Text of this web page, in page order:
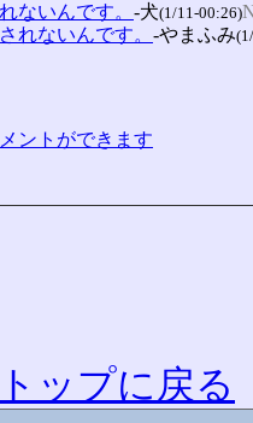
ないんです。 -犬(1/11-00:26)
れないんです。 -やまふみ
ントができます
ップに戻る